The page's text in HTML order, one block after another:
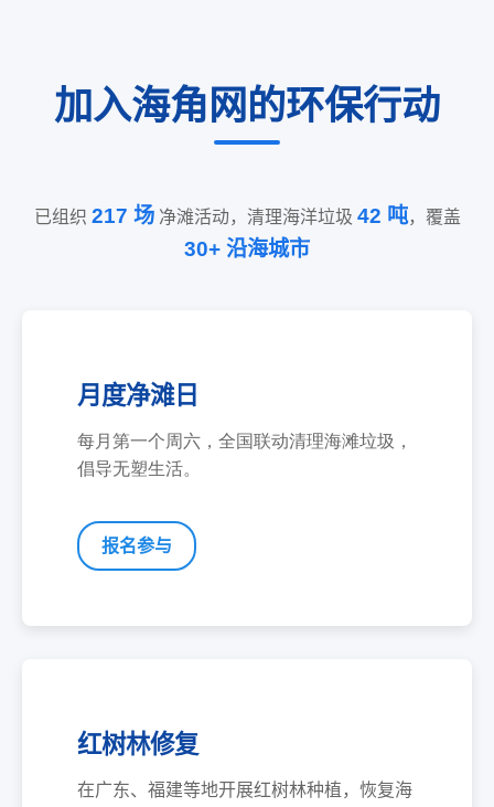
加入海角网的环保行动
已组织 217 场净滩活动，清理海洋垃圾 42 吨，覆盖
30+ 沿海城市
月度净滩日
每月第一个周六，全国联动清理海滩垃圾，
倡导无塑生活。
报名参与
红树林修复
在广东、福建等地开展红树林种植，恢复海